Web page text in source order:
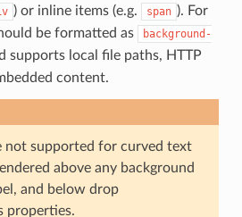
) or inline items (e.g. span ). For
be formatted as
background-
supports local file paths, HTTP
content.
not supported for curved text
above any background
and below drop
properties.